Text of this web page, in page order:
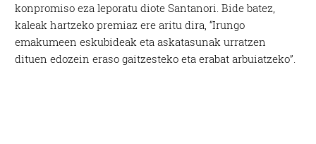
konpromiso eza leporatu diote Santanori. Bide batez,
kaleak hartzeko premiaz ere aritu dira, “Irungo
emakumeen eskubideak eta askatasunak urratzen
dituen edozein eraso gaitzesteko eta erabat arbuiatzeko”.